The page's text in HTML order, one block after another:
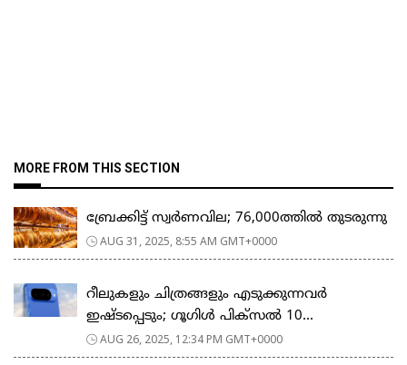
MORE FROM THIS SECTION
ബ്രേക്കിട്ട് സ്വർണവില; 76,000ത്തിൽ തുടരുന്നു
AUG 31, 2025, 8:55 AM GMT+0000
റീലുകളും ചിത്രങ്ങളും എടുക്കുന്നവർ
ഇഷ്ടപ്പെടും; ഗൂഗിള്‍ പിക്‌സല്‍ 10...
AUG 26, 2025, 12:34 PM GMT+0000